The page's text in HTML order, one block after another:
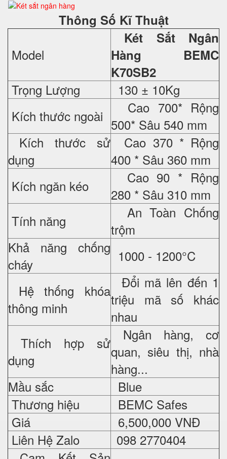
Thông Số Kĩ Thuật
Model
Két Sắt Ngân
Hàng BEMC
K70SB2
Trọng Lượng
130 ± 10Kg
Kích thước ngoài
Cao 700* Rộng
500* Sâu 540 mm
Kích thước sử
dụng
Cao 370 * Rộng
400 * Sâu 360 mm
Kích ngăn kéo
Cao 90 * Rộng
280 * Sâu 310 mm
Tính năng
An Toàn Chống
trộm
Khả năng chống
cháy
1000 - 1200°C
Hệ thống khóa
thông minh
Đổi mã lên đến 1
triệu mã số khác
nhau
Thích hợp sử
dụng
Ngân hàng, cơ
quan, siêu thị, nhà
hàng...
Mầu sắc
Blue
Thương hiệu
BEMC Safes
Giá
6,500,000 VNĐ
Liên Hệ Zalo
098 2770404